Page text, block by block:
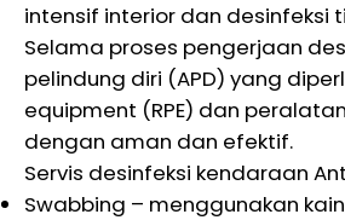
intensif interior dan desinfeksi
Selama proses pengerjaan
pelindung diri (APD) yang
equipment (RPE) dan
dengan aman dan efektif.
Servis desinfeksi kendaraan
Swabbing – menggunakan